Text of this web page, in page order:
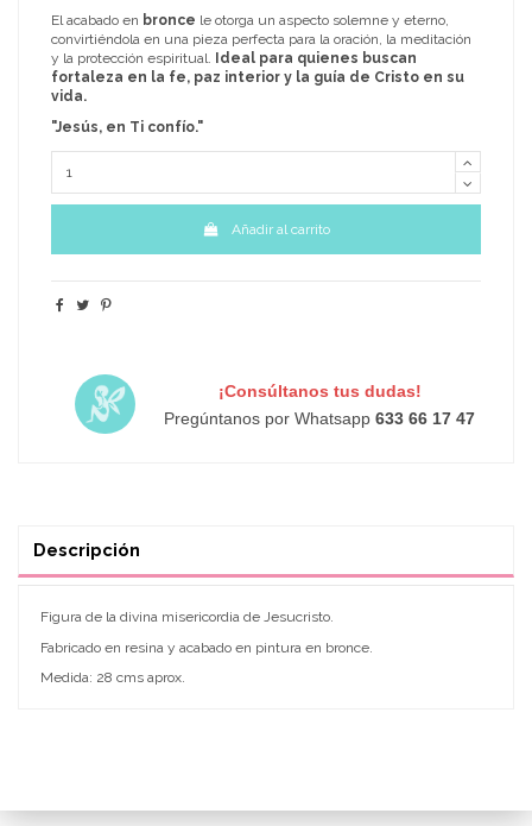
El acabado en bronce le otorga un aspecto solemne y eterno,
convirtiéndola en una pieza perfecta para la oración, la meditación
y la protección espiritual.
Ideal para quienes buscan
fortaleza en la fe, paz interior y la guía de Cristo en su
vida.
"Jesús, en Ti confío."
Añadir al carrito
¡Consúltanos tus dudas!
Pregúntanos por Whatsapp633 66 17 47
Descripción
Figura de la divina misericordia de Jesucristo.
Fabricado en resina y acabado en pintura en bronce.
Medida: 28 cms aprox.